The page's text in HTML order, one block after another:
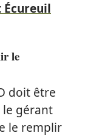
Écureuil
le
doit être
le gérant
le remplir